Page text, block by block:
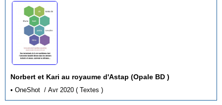
Norbert et Kari au royaume d'Astap (Opale BD )
• OneShot / Avr 2020 ( Textes )